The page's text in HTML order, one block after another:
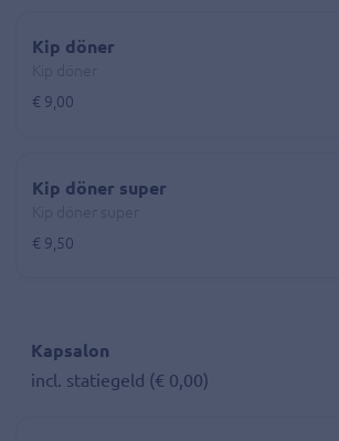
Kip döner
€ 9,00
Kip döner super
€ 9,50
Kapsalon
incl. statiegeld (€ 0,00)